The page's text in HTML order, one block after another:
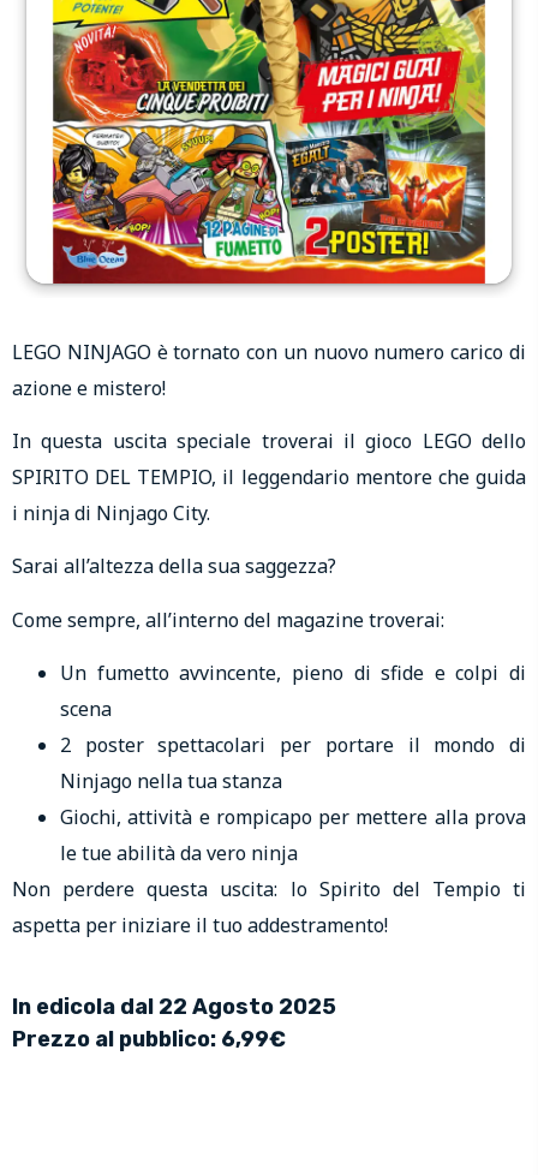
LEGO NINJAGO è tornato con un nuovo numero carico di
azione e mistero!
In questa uscita speciale troverai il gioco LEGO dello
SPIRITO DEL TEMPIO, il leggendario mentore che guida
i ninja di Ninjago City.
Sarai all’altezza della sua saggezza?
Come sempre, all’interno del magazine troverai:
Un fumetto avvincente, pieno di sfide e colpi di
scena
2 poster spettacolari per portare il mondo di
Ninjago nella tua stanza
Giochi, attività e rompicapo per mettere alla prova
le tue abilità da vero ninja
Non perdere questa uscita: lo Spirito del Tempio ti
aspetta per iniziare il tuo addestramento!
In edicola dal 22 Agosto 2025
Prezzo al pubblico: 6,99€